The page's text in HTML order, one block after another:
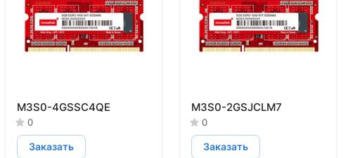
M3S0-4GSSC4QE
0
Заказать
M3S0-2GSJCLM7
0
Заказать